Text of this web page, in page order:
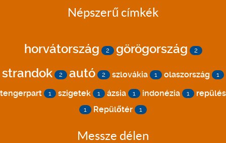
Népszerű címkék
horvátország 2 görögország 2
strandok 2 autó 2 szlovákia 1 olaszország 1
tengerpart 1 szigetek 1 ázsia 1 indonézia 1 repülés
1 Repülőtér 1
Messze délen